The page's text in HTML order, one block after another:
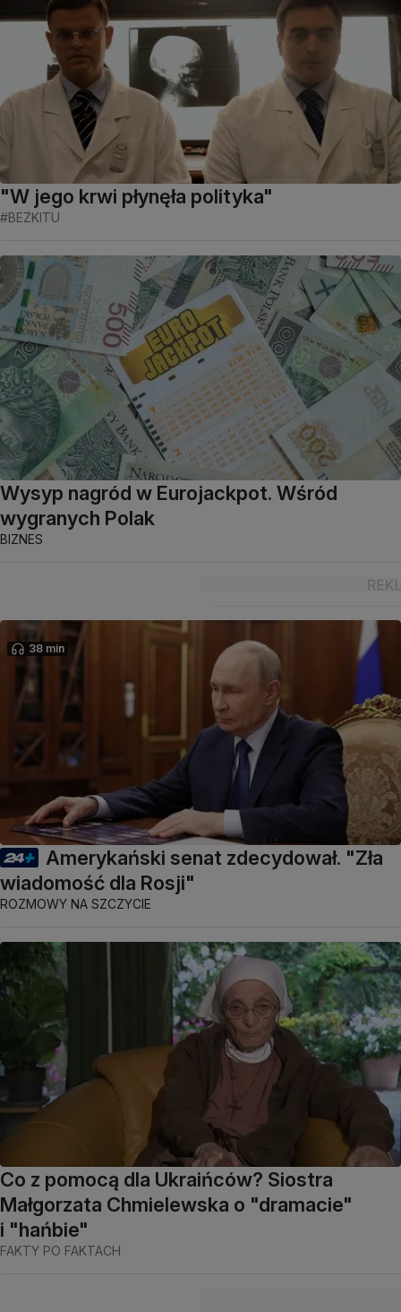
"W jego krwi płynęła polityka"
#BEZKITU
Wysyp nagród w Eurojackpot. Wśród
wygranych Polak
BIZNES
38 min
Amerykański senat zdecydował. "Zła
wiadomość dla Rosji"
ROZMOWY NA SZCZYCIE
Co z pomocą dla Ukraińców? Siostra
Małgorzata Chmielewska o "dramacie"
i "hańbie"
FAKTY PO FAKTACH